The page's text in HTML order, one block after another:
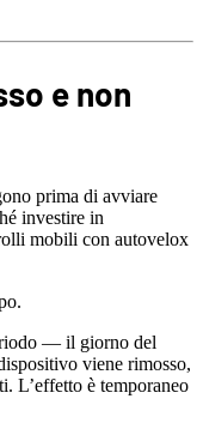
e non
prima di avviare
investire in
mobili con autovelox
— il giorno del
viene rimosso,
L’effetto è temporaneo